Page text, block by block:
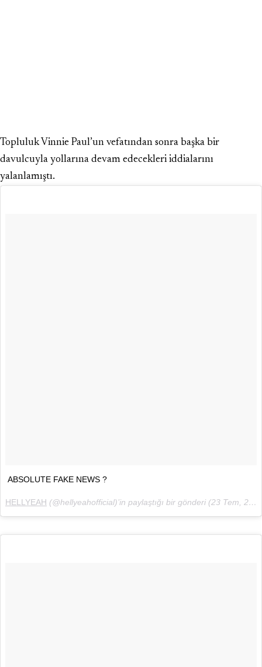
Topluluk Vinnie Paul’un vefatından sonra başka bir
davulcuyla yollarına devam edecekleri iddialarını
yalanlamıştı.
ABSOLUTE FAKE NEWS ?
HELLYEAH (@hellyeahofficial)’in paylaştığı bir gönderi (23 Tem, 2018, 1:51ös PDT